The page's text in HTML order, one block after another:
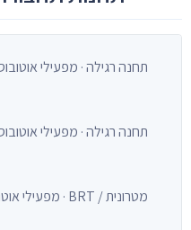
תחנה רגילה · מפעילי אוטובוסים
תחנה רגילה · מפעילי אוטובוסים
מטרונית / BRT · מפעילי אוטובוסים